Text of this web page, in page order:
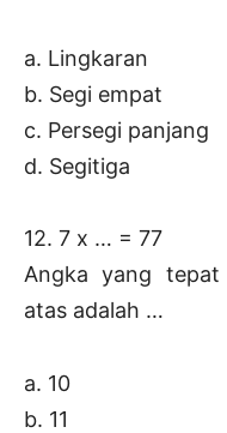
a. Lingkaran
b. Segi empat
c. Persegi panjang
d. Segitiga
12. 7 x … = 77
Angka yang
atas adalah …
a. 10
b. 11